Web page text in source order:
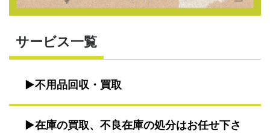
サービス一覧
不用品回収・買取
在庫の買取、不良在庫の処分はお任せ下さ